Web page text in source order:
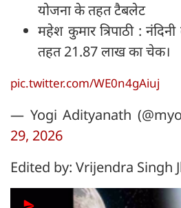
योजना के तहत टैबलेट
महेश कुमार त्रिपाठी :
तहत 21.87 लाख का चेक।
pic.twitter.com/WE0n4gAiuj
— Yogi Adityanath
29, 2026
Edited by: Vrijendra Singh